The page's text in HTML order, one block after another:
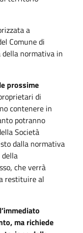
a
Comune di
della normativa in
prossime
di
contenere in
potranno
Società
dalla normativa
che verrà
restituire al
ma richiede